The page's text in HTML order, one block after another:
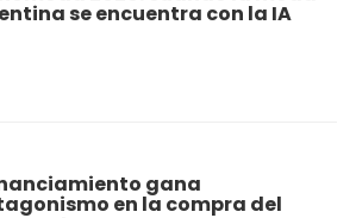
se encuentra con la IA
gana
en la compra del